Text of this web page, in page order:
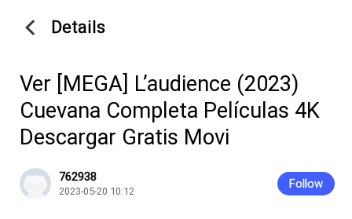
Details
Ver [MEGA] L’audience (2023)
Cuevana Completa Películas 4K
Descargar Gratis Movi
762938
2023-05-20 10:12
Follow